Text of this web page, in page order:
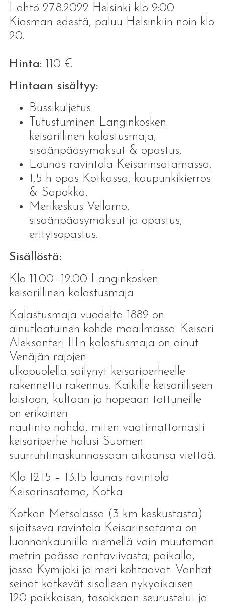
Lähtö 27.8.2022 Helsinki klo 9:00
Kiasman edestä, paluu Helsinkiin noin klo
20.
Hinta: 110 €
Hintaan sisältyy:
Bussikuljetus
Tutustuminen Langinkosken
keisarillinen kalastusmaja,
sisäänpääsymaksut & opastus,
Lounas ravintola Keisarinsatamassa,
1,5 h opas Kotkassa, kaupunkikierros
& Sapokka,
Merikeskus Vellamo,
sisäänpääsymaksut ja opastus,
erityisopastus.
Sisällöstä:
Klo 11.00 -12.00 Langinkosken
keisarillinen kalastusmaja
Kalastusmaja vuodelta 1889 on
ainutlaatuinen kohde maailmassa. Keisari
Aleksanteri III:n kalastusmaja on ainut
Venäjän rajojen
ulkopuolella säilynyt keisariperheelle
rakennettu rakennus. Kaikille keisarilliseen
loistoon, kultaan ja hopeaan tottuneille
on erikoinen
nautinto nähdä, miten vaatimattomasti
keisariperhe halusi Suomen
suurruhtinaskunnassaan aikaansa viettää.
Klo 12.15 – 13.15 lounas ravintola
Keisarinsatama, Kotka
Kotkan Metsolassa (3 km keskustasta)
sijaitseva ravintola Keisarinsatama on
luonnonkauniilla niemellä vain muutaman
metrin päässä rantaviivasta; paikalla,
jossa Kymijoki ja meri kohtaavat. Vanhat
seinät kätkevät sisälleen nykyaikaisen
120-paikkaisen, tasokkaan seurustelu- ja